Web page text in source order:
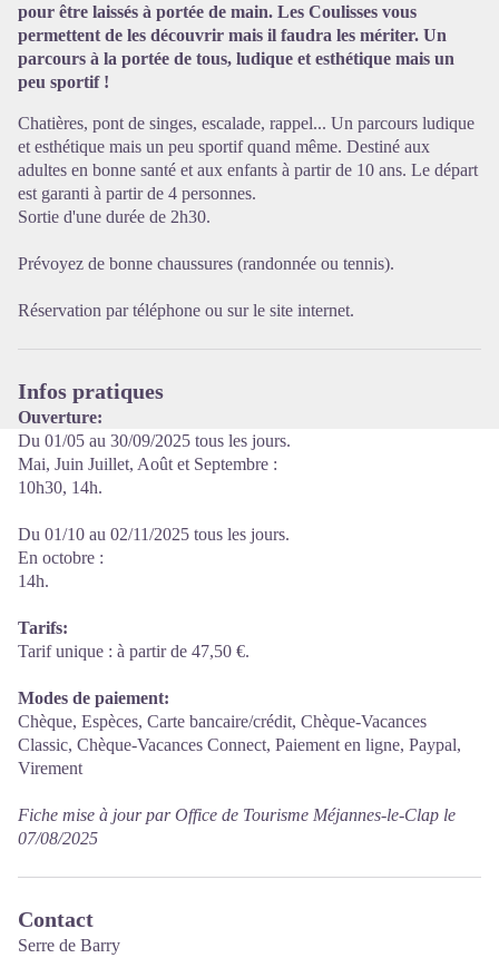
Voir l'image en plein écran
pour être laissés à portée de main. Les Coulisses vous
permettent de les découvrir mais il faudra les mériter. Un
parcours à la portée de tous, ludique et esthétique mais un
peu sportif !
Chatières, pont de singes, escalade, rappel... Un parcours ludique
et esthétique mais un peu sportif quand même. Destiné aux
adultes en bonne santé et aux enfants à partir de 10 ans. Le départ
est garanti à partir de 4 personnes.
Sortie d'une durée de 2h30.
Prévoyez de bonne chaussures (randonnée ou tennis).
Réservation par téléphone ou sur le site internet.
Infos pratiques
Ouverture:
Du 01/05 au 30/09/2025 tous les jours.
Mai, Juin Juillet, Août et Septembre :
10h30, 14h.
Du 01/10 au 02/11/2025 tous les jours.
En octobre :
14h.
Tarifs:
Tarif unique : à partir de 47,50 €.
Modes de paiement:
Chèque, Espèces, Carte bancaire/crédit, Chèque-Vacances
Classic, Chèque-Vacances Connect, Paiement en ligne, Paypal,
Virement
Fiche mise à jour par Office de Tourisme Méjannes-le-Clap le
07/08/2025
Contact
Serre de Barry